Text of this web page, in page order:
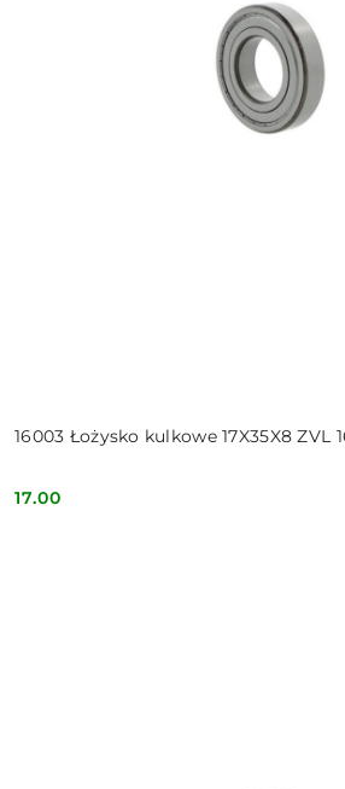
16003 Łożysko kulkowe 17X35X8 ZVL
Cena:
17.00